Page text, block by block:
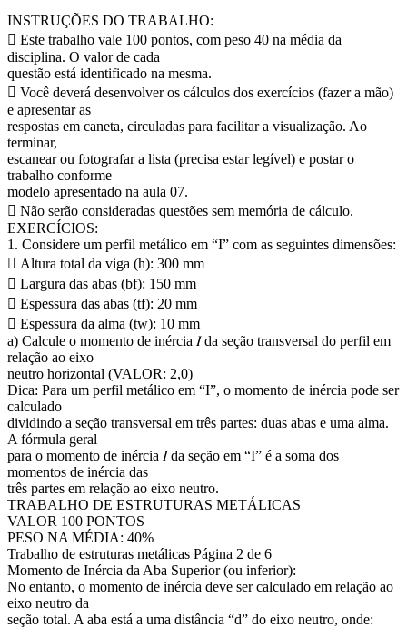
INSTRUÇÕES DO TRABALHO:
 Este trabalho vale 100 pontos, com peso 40 na média da
disciplina. O valor de cada
questão está identificado na mesma.
 Você deverá desenvolver os cálculos dos exercícios (fazer a mão)
e apresentar as
respostas em caneta, circuladas para facilitar a visualização. Ao
terminar,
escanear ou fotografar a lista (precisa estar legível) e postar o
trabalho conforme
modelo apresentado na aula 07.
 Não serão consideradas questões sem memória de cálculo.
EXERCÍCIOS:
1. Considere um perfil metálico em “I” com as seguintes dimensões:
 Altura total da viga (h): 300 mm
 Largura das abas (bf): 150 mm
 Espessura das abas (tf): 20 mm
 Espessura da alma (tw): 10 mm
a) Calcule o momento de inércia 𝐼 da seção transversal do perfil em
relação ao eixo
neutro horizontal (VALOR: 2,0)
Dica: Para um perfil metálico em “I”, o momento de inércia pode ser
calculado
dividindo a seção transversal em três partes: duas abas e uma alma.
A fórmula geral
para o momento de inércia 𝐼 da seção em “I” é a soma dos
momentos de inércia das
três partes em relação ao eixo neutro.
TRABALHO DE ESTRUTURAS METÁLICAS
VALOR 100 PONTOS
PESO NA MÉDIA: 40%
Trabalho de estruturas metálicas Página 2 de 6
Momento de Inércia da Aba Superior (ou inferior):
No entanto, o momento de inércia deve ser calculado em relação ao
eixo neutro da
seção total. A aba está a uma distância “d” do eixo neutro, onde: